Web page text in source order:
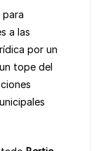
para
a las
por un
tope del